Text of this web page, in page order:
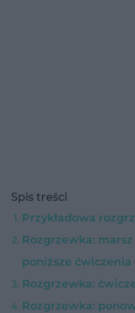
Spis treści
Przykładowa
Rozgrzewka:
poniższe
Rozgrzewka:
Rozgrzewka: